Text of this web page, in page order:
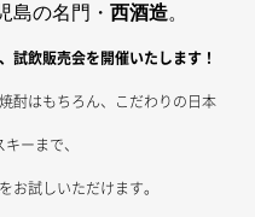
島の名門・ 西酒造。
試飲販売会を開催いたします！
酎はもちろん、こだわりの日本
ーまで、
お試しいただけます。